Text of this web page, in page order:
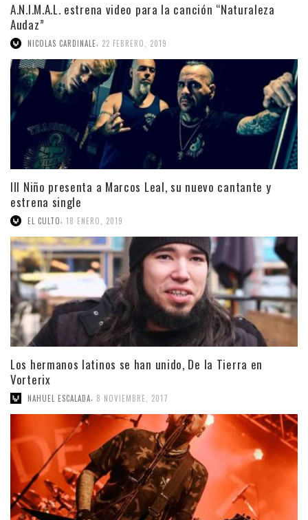
A.N.I.M.A.L. estrena video para la canción “Naturaleza
Audaz”
NICOLAS CARDINALE, 22 FEBRERO, 2019
Ill Niño presenta a Marcos Leal, su nuevo cantante y
estrena single
EL CULTO 18 ENERO, 2019
Los hermanos latinos se han unido, De la Tierra en
Vorterix
NAHUEL ESCALADA 8 NOVIEMBRE, 2017